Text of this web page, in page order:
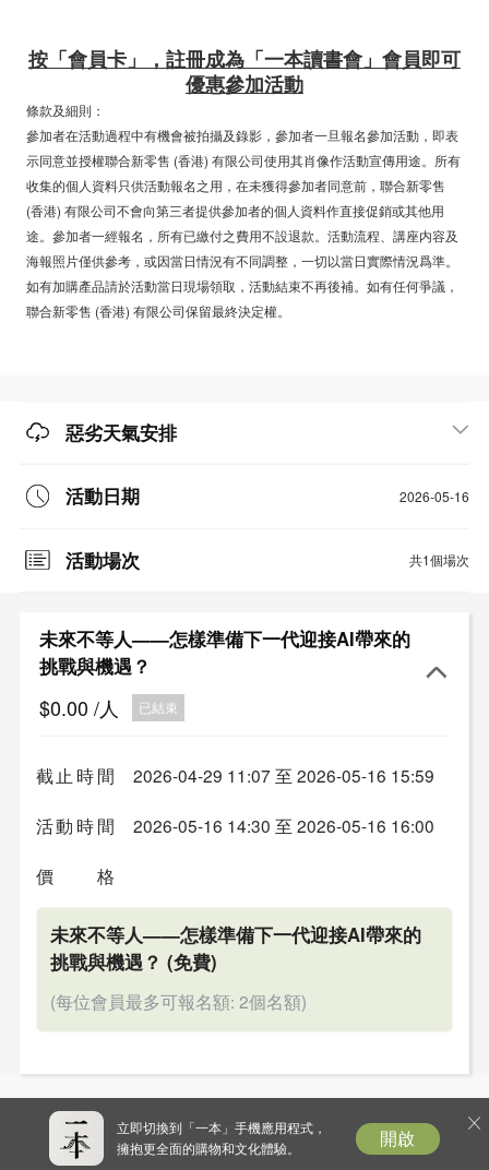
按「會員卡」，註冊成為「一本讀書會」會員即可
優惠參加活動
條款及細則：
參加者在活動過程中有機會被拍攝及錄影，參加者一旦報名參加活動，即表
示同意並授權聯合新零售 (香港) 有限公司使用其肖像作活動宣傳用途。所有
收集的個人資料只供活動報名之用，在未獲得參加者同意前，聯合新零售
(香港) 有限公司不會向第三者提供參加者的個人資料作直接促銷或其他用
途。參加者一經報名，所有已繳付之費用不設退款。活動流程、講座内容及
海報照片僅供參考，或因當日情況有不同調整，一切以當日實際情況爲準。
如有加購產品請於活動當日現場領取，活動結束不再後補。如有任何爭議，
聯合新零售 (香港) 有限公司保留最終決定權。
惡劣天氣安排
活動日期 2026-05-16
活動場次 共1個場次
未來不等人——怎樣準備下一代迎接AI帶來的
挑戰與機遇？
$0.00 /人 已結束
截止時間 2026-04-29 11:07 至 2026-05-16 15:59
活動時間 2026-05-16 14:30 至 2026-05-16 16:00
價格
未來不等人——怎樣準備下一代迎接AI帶來的
挑戰與機遇？ (免費)
(每位會員最多可報名額: 2個名額)
立即切換到「一本」手機應用程式，
擁抱更全面的購物和文化體驗。
開啟